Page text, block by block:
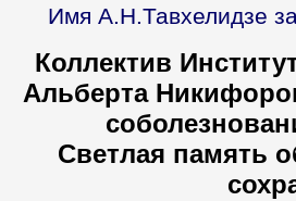
Имя А.Н.Тавхелидзе
Коллектив
Альберта
Светлая память